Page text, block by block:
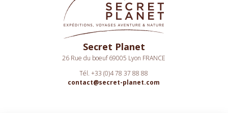
Secret Planet
26 Rue du boeuf 69005 Lyon FRANCE
Tél. +33 (0)4 78 37 88 88
contact@secret-planet.com